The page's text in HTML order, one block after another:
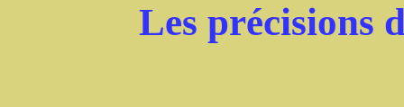
Les précisions